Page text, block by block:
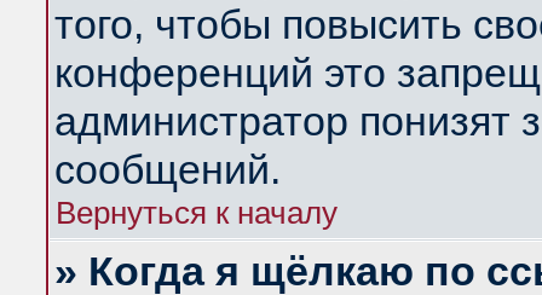
того, чтобы повысить
конференций это
администратор понизят
сообщений.
Вернуться к началу
» Когда я щёлкаю по